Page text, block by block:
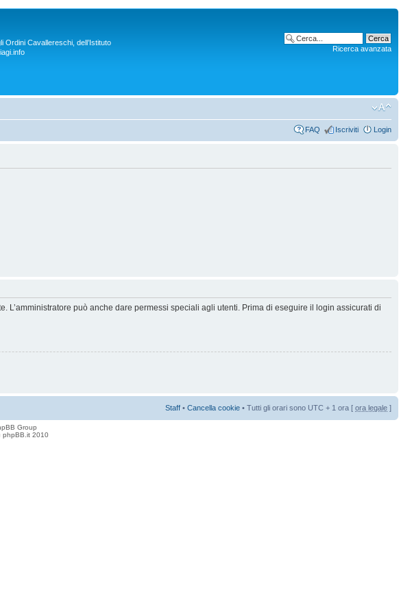
Ordini Cavallereschi, dell’Istituto
Ricerca avanzata
FAQ Iscriviti Login
può anche dare permessi speciali agli utenti. Prima di eseguire il login assicurati di
Staff • Cancella cookie • Tutti gli orari sono UTC + 1 ora [ ora legale ]
Group
2010